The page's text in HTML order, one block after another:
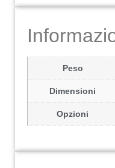
Peso
Dimensioni
Opzioni